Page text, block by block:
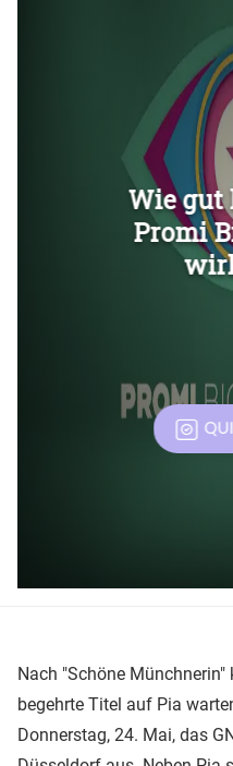
Nach "Schöne
begehrte Titel auf Pia
Donnerstag, 24. Mai, das